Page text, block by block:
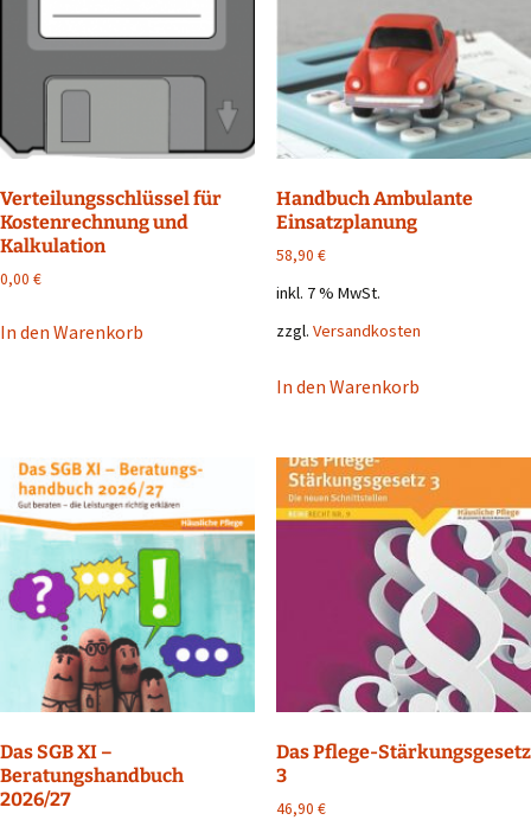
Verteilungsschlüssel für
Kostenrechnung und
Kalkulation
0,00 €
In den Warenkorb
Handbuch Ambulante
Einsatzplanung
58,90 €
inkl. 7 % MwSt.
zzgl. Versandkosten
In den Warenkorb
Das SGB XI –
Beratungshandbuch
2026/27
Das Pflege-Stärkungsgesetz
3
46,90 €